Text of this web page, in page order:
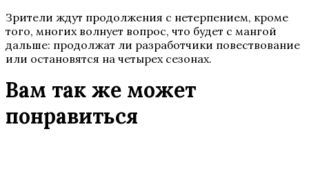
Зрители ждут продолжения с нетерпением, кроме
того, многих волнует вопрос, что будет с мангой
дальше: продолжат ли разработчики повествование
или остановятся на четырех сезонах.
Вам так же может
понравиться